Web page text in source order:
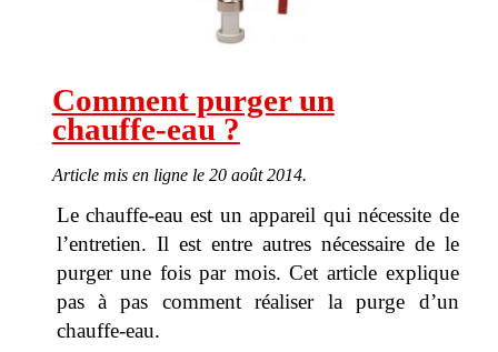
Comment purger un
chauffe-eau ?
Article mis en ligne le 20 août 2014.
Le chauffe-eau est un appareil qui nécessite de
l’entretien. Il est entre autres nécessaire de le
purger une fois par mois. Cet article explique
pas à pas comment réaliser la purge d’un
chauffe-eau.